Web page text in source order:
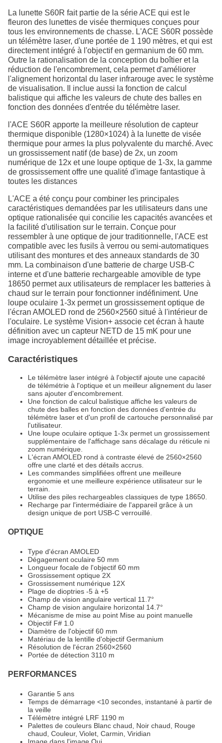
La lunette S60R fait partie de la série ACE qui est le
fleuron des lunettes de visée thermiques conçues pour
tous les environnements de chasse. L'ACE S60R possède
un télémètre laser, d'une portée de 1 190 mètres, et qui est
directement intégré à l'objectif en germanium de 60 mm.
Outre la rationalisation de la conception du boîtier et la
réduction de l'encombrement, cela permet d'améliorer
l'alignement horizontal du laser infrarouge avec le système
de visualisation. Il inclue aussi la fonction de calcul
balistique qui affiche les valeurs de chute des balles en
fonction des données d'entrée du télémètre laser.
l'ACE S60R apporte la meilleure résolution de capteur
thermique disponible (1280×1024) à la lunette de visée
thermique pour armes la plus polyvalente du marché. Avec
un grossissement natif (de base) de 2x, un zoom
numérique de 12x et une loupe optique de 1-3x, la gamme
de grossissement offre une qualité d'image fantastique à
toutes les distances
L'ACE a été conçu pour combiner les principales
caractéristiques demandées par les utilisateurs dans une
optique rationalisée qui concilie les capacités avancées et
la facilité d'utilisation sur le terrain. Conçue pour
ressembler à une optique de jour traditionnelle, l'ACE est
compatible avec les fusils à verrou ou semi-automatiques
utilisant des montures et des anneaux standards de 30
mm. La combinaison d'une batterie de charge USB-C
interne et d'une batterie rechargeable amovible de type
18650 permet aux utilisateurs de remplacer les batteries à
chaud sur le terrain pour fonctionner indéfiniment. Une
loupe oculaire 1-3x permet un grossissement optique de
l'écran AMOLED rond de 2560×2560 situé à l'intérieur de
l'oculaire. Le système Vision+ associe cet écran à haute
définition avec un capteur NETD de 15 mK pour une
image incroyablement détaillée et précise.
Caractéristiques
Le télémètre laser intégré à l'objectif ajoute une capacité
de télémétrie à l'optique et un meilleur alignement du laser
sans ajouter d'encombrement.
Une fonction de calcul balistique affiche les valeurs de
chute des balles en fonction des données d'entrée du
télémètre laser et d'un profil de cartouche personnalisé par
l'utilisateur.
Une loupe oculaire optique 1-3x permet un grossissement
supplémentaire de l'affichage sans décalage du réticule ni
zoom numérique.
L'écran AMOLED rond à contraste élevé de 2560×2560
offre une clarté et des détails accrus.
Les commandes simplifiées offrent une meilleure
ergonomie et une meilleure expérience utilisateur sur le
terrain.
Utilise des piles rechargeables classiques de type 18650.
Recharge par l'intermédiaire de l'appareil grâce à un
design unique de port USB-C verrouillé.
OPTIQUE
Type d'écran AMOLED
Dégagement oculaire 50 mm
Longueur focale de l'objectif 60 mm
Grossissement optique 2X
Grossissement numérique 12X
Plage de dioptries -5 à +5
Champ de vision angulaire vertical 11.7°
Champ de vision angulaire horizontal 14.7°
Mécanisme de mise au point Mise au point manuelle
Objectif F# 1.0
Diamètre de l'objectif 60 mm
Matériau de la lentille d'objectif Germanium
Résolution de l'écran 2560×2560
Portée de détection 3110 m
PERFORMANCES
Garantie 5 ans
Temps de démarrage <10 secondes, instantané à partir de
la veille
Télémètre intégré LRF 1190 m
Palettes de couleurs Blanc chaud, Noir chaud, Rouge
chaud, Couleur, Violet, Carmin, Viridian
Image dans l'image Oui